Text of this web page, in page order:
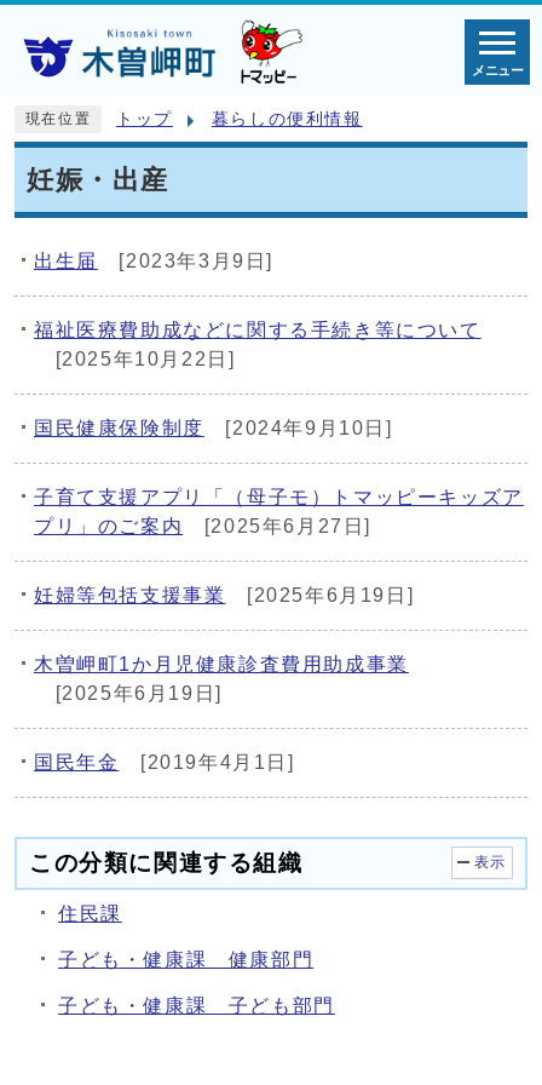
メニュー
現在位置 トップ 暮らしの便利情報
妊娠・出産
出生届 [2023年3月9日]
福祉医療費助成などに関する手続き等について
[2025年10月22日]
国民健康保険制度 [2024年9月10日]
子育て支援アプリ「（母子モ）トマッピーキッズア
プリ」のご案内
[2025年6月27日]
妊婦等包括支援事業 [2025年6月19日]
木曽岬町1か月児健康診査費用助成事業
[2025年6月19日]
国民年金 [2019年4月1日]
この分類に関連する組織 表示
住民課
子ども・健康課 健康部門
子ども・健康課 子ども部門